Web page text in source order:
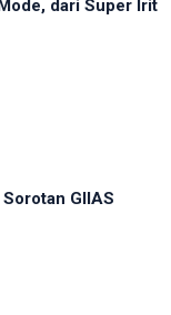
dari Super Irit
GIIAS